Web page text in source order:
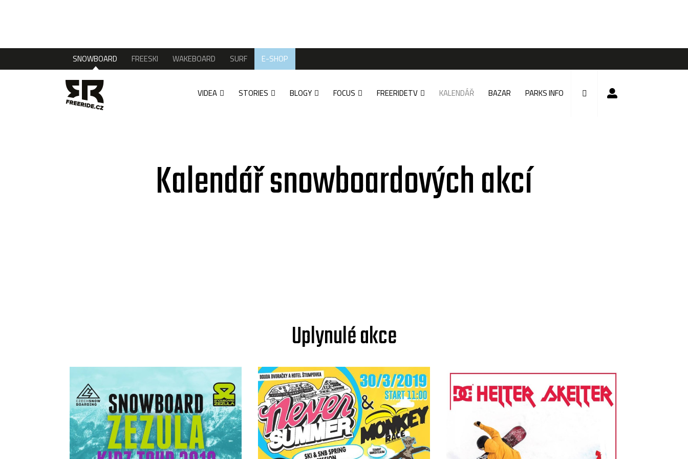
SNOWBOARD FREESKI WAKEBOARD SURF E-SHOP
VIDEA STORIES BLOGY FOCUS FREERIDETV KALENDÁŘ BAZAR PARKS INFO
Kalendář snowboardových akcí
Uplynulé akce